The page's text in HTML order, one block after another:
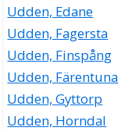
Udden, Edane
Udden, Fagersta
Udden, Finspång
Udden, Färentuna
Udden, Gyttorp
Udden, Horndal